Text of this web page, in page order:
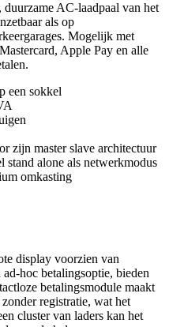
AC-laadpaal van het
als op
Mogelijk met
Apple Pay en alle
een sokkel
zijn master slave architectuur
stand alone als netwerkmodus
omkasting
display voorzien van
hoc betalingsoptie, bieden
betalingsmodule maakt
registratie, wat het
cluster van laders kan het